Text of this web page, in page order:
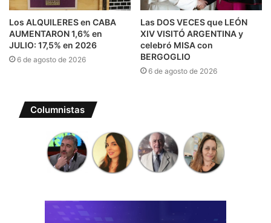
Los ALQUILERES en CABA
AUMENTARON 1,6% en
JULIO: 17,5% en 2026
6 de agosto de 2026
Las DOS VECES que LEÓN
XIV VISITÓ ARGENTINA y
celebró MISA con
BERGOGLIO
6 de agosto de 2026
Columnistas